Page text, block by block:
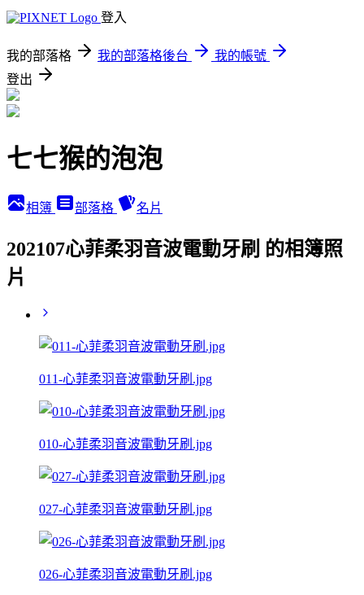
登入
我的部落格 我的部落格後台
我的帳號
登出
七七猴的泡泡
相簿 部落格 名片
202107心菲柔羽音波電動牙刷 的相簿照
片
011-心菲柔羽音波電動牙刷.jpg
010-心菲柔羽音波電動牙刷.jpg
027-心菲柔羽音波電動牙刷.jpg
026-心菲柔羽音波電動牙刷.jpg